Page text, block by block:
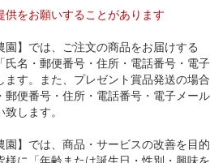
をお願いすることがあります
】では、ご注文の商品をお届けする
名・郵便番号・住所・電話番号・電子
す。また、プレゼント賞品発送の場合
郵便番号・住所・電話番号・電子メール
します。
】では、商品・サービスの改善を目的